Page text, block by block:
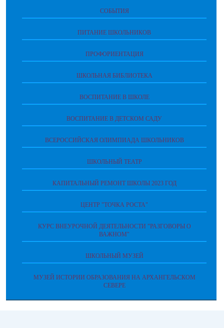
СОБЫТИЯ
ПИТАНИЕ ШКОЛЬНИКОВ
ПРОФОРИЕНТАЦИЯ
ШКОЛЬНАЯ БИБЛИОТЕКА
ВОСПИТАНИЕ В ШКОЛЕ
ВОСПИТАНИЕ В ДЕТСКОМ САДУ
ВСЕРОССИЙСКАЯ ОЛИМПИАДА ШКОЛЬНИКОВ
ШКОЛЬНЫЙ ТЕАТР
КАПИТАЛЬНЫЙ РЕМОНТ ШКОЛЫ 2023 ГОД
ЦЕНТР "ТОЧКА РОСТА"
КУРС ВНЕУРОЧНОЙ ДЕЯТЕЛЬНОСТИ "РАЗГОВОРЫ О
ВАЖНОМ"
ШКОЛЬНЫЙ МУЗЕЙ
МУЗЕЙ ИСТОРИИ ОБРАЗОВАНИЯ НА АРХАНГЕЛЬСКОМ
СЕВЕРЕ